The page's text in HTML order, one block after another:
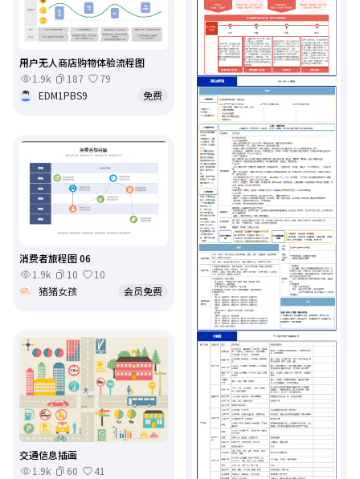
用户无人商店购物体验流程图
1.9k
187
79
EDM1PBS9
免费
消费者旅程图 06
1.9k
10
10
猪猪女孩
会员免费
交通信息插画
1.9k
60
41